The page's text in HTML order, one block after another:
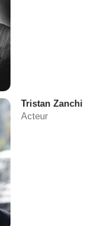
Tristan Zanchi
Acteur